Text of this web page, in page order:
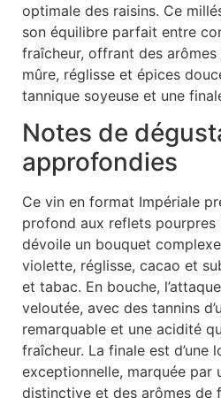
optimale des raisins. Ce
son équilibre parfait entre
fraîcheur, offrant des arômes
mûre, réglisse et épices
tannique soyeuse et une
Notes de
approfondies
Ce vin en format Impériale
profond aux reflets pourpres
dévoile un bouquet
violette, réglisse, cacao et
et tabac. En bouche,
veloutée, avec des tannins
remarquable et une acidité
fraîcheur. La finale est d’une
exceptionnelle, marquée par
distinctive et des arômes de